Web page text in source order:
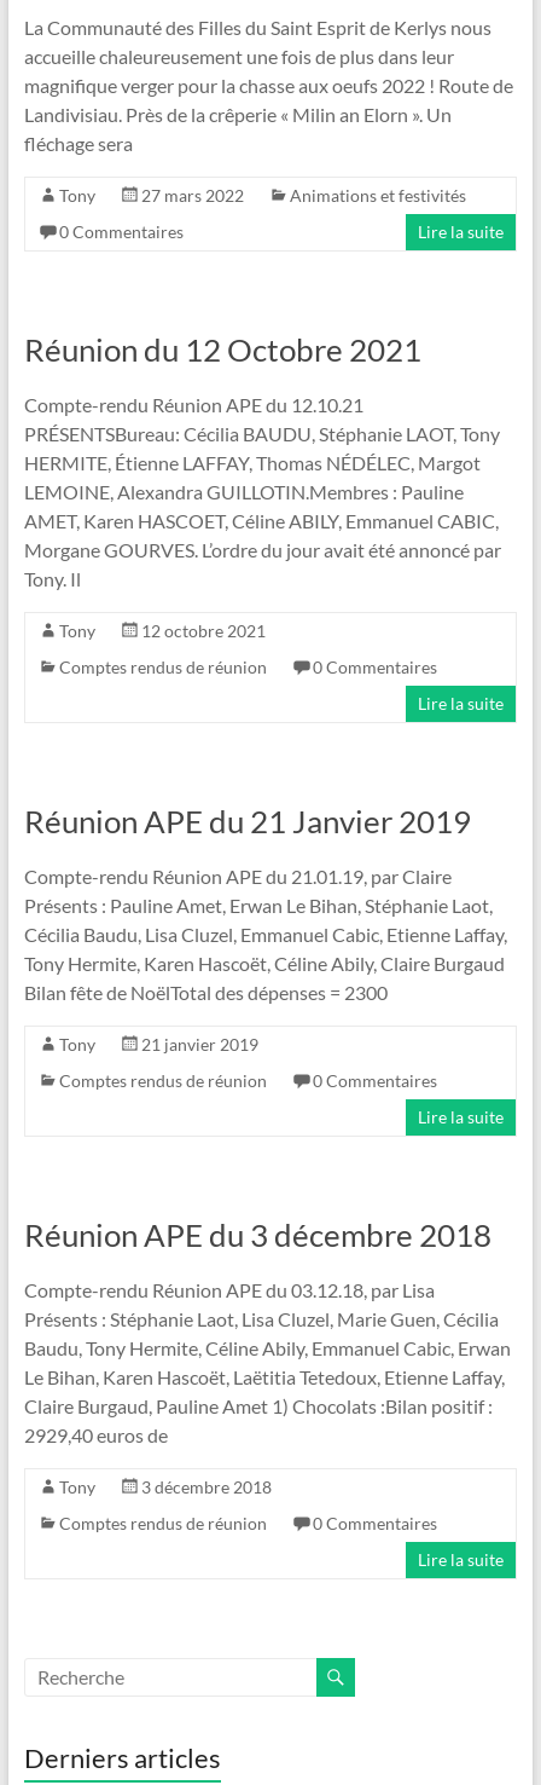
La Communauté des Filles du Saint Esprit de Kerlys nous
accueille chaleureusement une fois de plus dans leur
magnifique verger pour la chasse aux oeufs 2022 ! Route de
Landivisiau. Près de la crêperie « Milin an Elorn ». Un
fléchage sera
Tony 27 mars 2022
Animations et festivités
0 Commentaires
Lire la suite
Réunion du 12 Octobre 2021
Compte-rendu Réunion APE du 12.10.21
PRÉSENTSBureau: Cécilia BAUDU, Stéphanie LAOT, Tony
HERMITE, Étienne LAFFAY, Thomas NÉDÉLEC, Margot
LEMOINE, Alexandra GUILLOTIN.Membres : Pauline
AMET, Karen HASCOET, Céline ABILY, Emmanuel CABIC,
Morgane GOURVES. L’ordre du jour avait été annoncé par
Tony. Il
Tony
12 octobre 2021
Comptes rendus de réunion
0 Commentaires
Lire la suite
Réunion APE du 21 Janvier 2019
Compte-rendu Réunion APE du 21.01.19, par Claire
Présents : Pauline Amet, Erwan Le Bihan, Stéphanie Laot,
Cécilia Baudu, Lisa Cluzel, Emmanuel Cabic, Etienne Laffay,
Tony Hermite, Karen Hascoët, Céline Abily, Claire Burgaud
Bilan fête de NoëlTotal des dépenses = 2300
Tony
21 janvier 2019
Comptes rendus de réunion
0 Commentaires
Lire la suite
Réunion APE du 3 décembre 2018
Compte-rendu Réunion APE du 03.12.18, par Lisa
Présents : Stéphanie Laot, Lisa Cluzel, Marie Guen, Cécilia
Baudu, Tony Hermite, Céline Abily, Emmanuel Cabic, Erwan
Le Bihan, Karen Hascoët, Laëtitia Tetedoux, Etienne Laffay,
Claire Burgaud, Pauline Amet 1) Chocolats :Bilan positif :
2929,40 euros de
Tony
3 décembre 2018
Comptes rendus de réunion
0 Commentaires
Lire la suite
Derniers articles